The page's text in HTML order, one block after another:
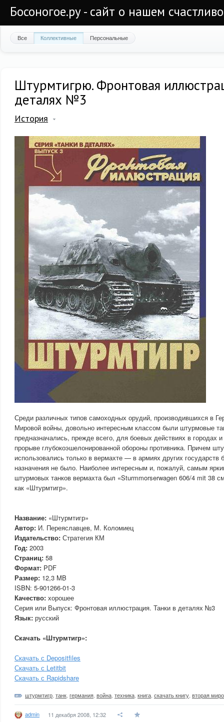
Босоногое.ру - сайт о нашем
Все Коллективные Персональные
Штурмтигрю. Фронтовая
деталях №3
История
Среди различных типов самоходных орудий, производившихся в
Мировой войны, довольно интересным классом были штурмовые
предназначались, прежде всего, для боевых действиях в городах
прорыве глубокоэшелонированной обороны противника. Причем
использовались только в вермахте — в армиях других государств
назначения не было. Наиболее интересным и, пожалуй, самым
штурмовых танков вермахта был «Sturmmorserwagen 606/4 mit 38
как «Штурмтигр».
Название: «Штурмтигр»
Автор: И. Переяславцев, М. Коломиец
Издательство: Стратегия КМ
Год: 2003
Страниц: 58
Формат: PDF
Размер: 12,3 MB
ISBN: 5-901266-01-3
Качество: хорошее
Серия или Выпуск: Фронтовая иллюстрация. Танки в деталях №3
Язык: русский
Скачать «Штурмтигр»:
Скачать с Depositfiles
Скачать с Letitbit
Скачать с Rapidshare
штурмтигр танк германия война техника книга скачать книгу вторая
admin 11 декабря 2008, 12:32